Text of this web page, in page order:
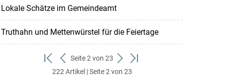
Lokale Schätze im Gemeindeamt
Truthahn und Mettenwürstel für die Feiertage
zum
ersten
zurück
zum
Seite 2 von 23
weiter
zum
zum
222 Artikel | Seite 2 von 23